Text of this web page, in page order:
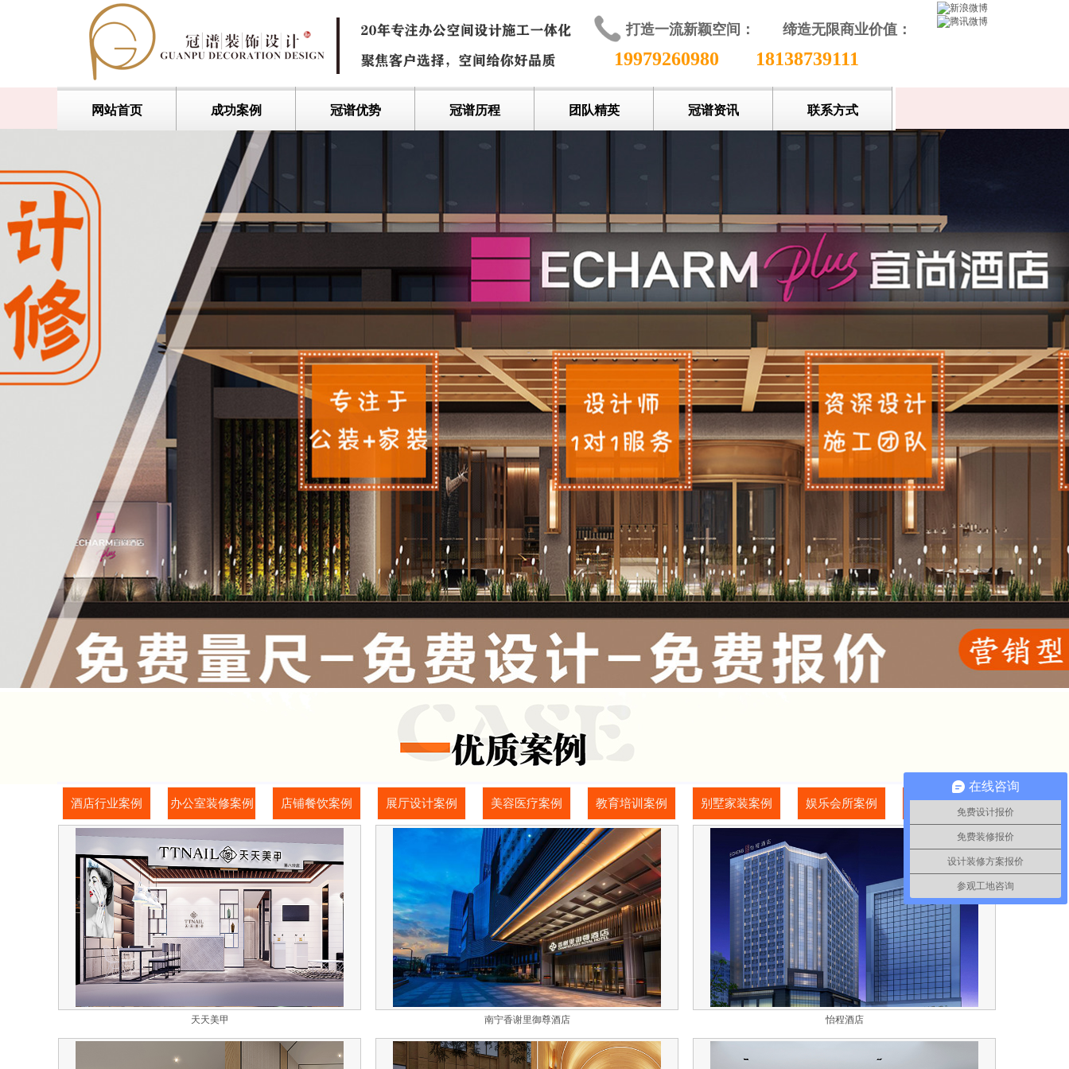
打造一流新颖空间： 缔造无限商业价值 ：
19979260980 18138739111
网站首页 成功案例 冠谱优势 冠谱历程 团队精英 冠谱资讯 联系方式
天天美甲 南宁香谢里御尊酒店 怡程酒店
酒店行业案例 办公室装修案例 店铺餐饮案例 展厅设计案例 美容医疗案例 教育培训案例 别墅家装案例 娱乐会所案例 其他行业案例
在线咨询
免费设计报价
免费装修报价
设计装修方案报价
参观工地咨询